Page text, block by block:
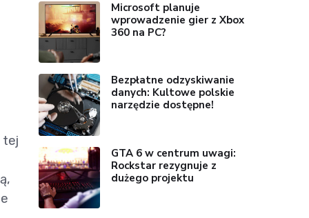
tej
Microsoft planuje
wprowadzenie gier z Xbox
360 na PC?
Bezpłatne odzyskiwanie
danych: Kultowe polskie
narzędzie dostępne!
GTA 6 w centrum uwagi:
Rockstar rezygnuje z
dużego projektu